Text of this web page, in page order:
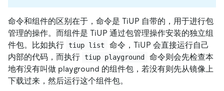
命令和组件的区别在于，命令是 TiUP 自带的，用于进行包
管理的操作。而组件是 TiUP 通过包管理操作安装的独立组
件包。比如执行 tiup list
命令，TiUP 会直接运行自己
内部的代码，而执行 tiup playground
命令则会先检查本
地有没有叫做 playground 的组件包，若没有则先从镜像上
下载过来，然后运行这个组件包。